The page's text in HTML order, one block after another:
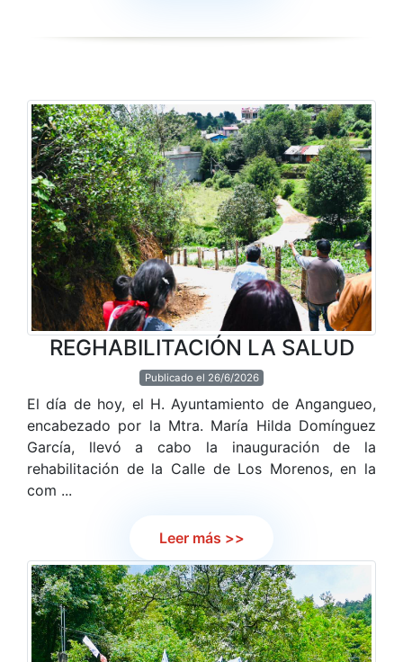
REGHABILITACIÓN LA SALUD
Publicado el 26/6/2026
El día de hoy, el H. Ayuntamiento de Angangueo,
encabezado por la Mtra. María Hilda Domínguez
García, llevó a cabo la inauguración de la
rehabilitación de la Calle de Los Morenos, en la
com ...
Leer más >>